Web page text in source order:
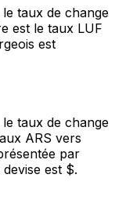
taux de change
est le taux LUF
est
taux de change
ARS vers
par
est $.